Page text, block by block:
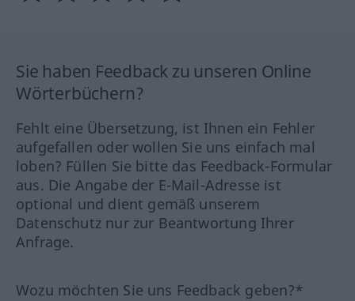
Sie haben Feedback zu unseren Online
Wörterbüchern?
Fehlt eine Übersetzung, ist Ihnen ein Fehler
aufgefallen oder wollen Sie uns einfach mal
loben? Füllen Sie bitte das Feedback-Formular
aus. Die Angabe der E-Mail-Adresse ist
optional und dient gemäß unserem
Datenschutz nur zur Beantwortung Ihrer
Anfrage.
Wozu möchten Sie uns Feedback geben?*